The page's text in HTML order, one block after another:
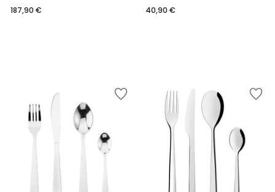
187,90 €
40,90 €